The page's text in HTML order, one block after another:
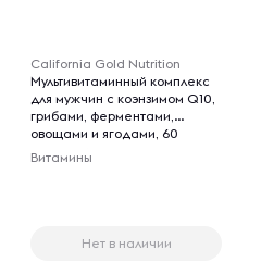
California Gold Nutrition
Мультивитаминный комплекс
для мужчин с коэнзимом Q10,
грибами, ферментами,
овощами и ягодами, 60
веганских капсул
Витамины
Нет в наличии